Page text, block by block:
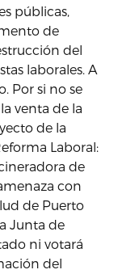
públicas,
de
del
laborales. A
Por si no se
venta de la
de la
Laboral:
de
con
de Puerto
Junta de
ni votará
del